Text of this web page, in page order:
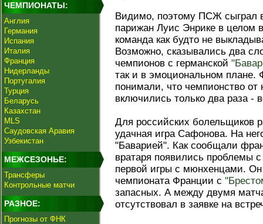
ЧЕМПИОНАТЫ:
Англия
Германия
Испания
Италия
Франция
Нидерланды
Португалия
Турция
Беларусь
Казахстан
MLS
Саудовская Аравия
Узбекистан
МЕЖСЕЗОНЬЕ:
Трансферы
Контрольные матчи
РАЗНОЕ:
Прогнозы от ФНК
Видимо, поэтому ПСЖ сыграл
парижан Луис Энрике в целом
команда как будто не
Возможно, сказывались два
чемпионов с германской
так и в эмоциональном плане.
понимали, что чемпионство от
включились только два раза -
Для российских болельщиков
удачная игра Сафонова. На
"Баварией". Как сообщали
вратаря появились проблемы
первой игры с мюнхенцами.
чемпионата Франции с
запасных. А между двумя
отсутствовал в заявке на